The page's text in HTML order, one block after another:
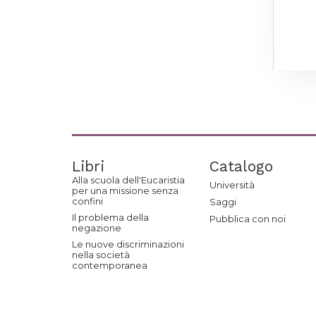
Libri
Alla scuola dell'Eucaristia
per una missione senza
confini
Il problema della
negazione
Le nuove discriminazioni
nella società
contemporanea
Catalogo
Università
Saggi
Pubblica con noi